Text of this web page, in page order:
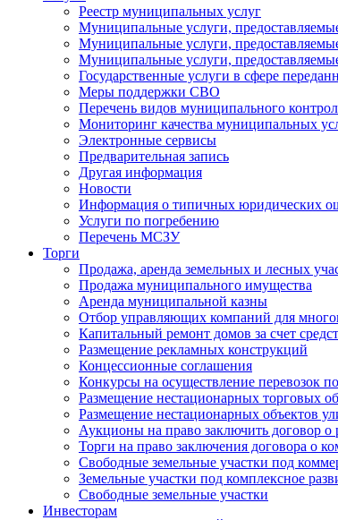
Реестр муниципальных услуг
Муниципальные услуги,
Муниципальные услуги,
Муниципальные услуги,
Государственные услуги в сфере
Меры поддержки СВО
Перечень видов муниципального
Мониторинг качества муниципальных
Электронные сервисы
Предварительная запись
Другая информация
Новости
Информация о типичных юридических
Услуги по погребению
Перечень МСЗУ
Торги
Продажа, аренда земельных и лесных
Продажа муниципального имущества
Аренда муниципальной казны
Отбор управляющих компаний для
Капитальный ремонт домов за счет
Размещение рекламных конструкций
Концессионные соглашения
Конкурсы на осуществление перевозок
Размещение нестационарных торговых
Размещение нестационарных объектов
Аукционы на право заключить договор о
Торги на право заключения договора о
Свободные земельные участки под
Земельные участки под комплексное
Свободные земельные участки
Инвесторам